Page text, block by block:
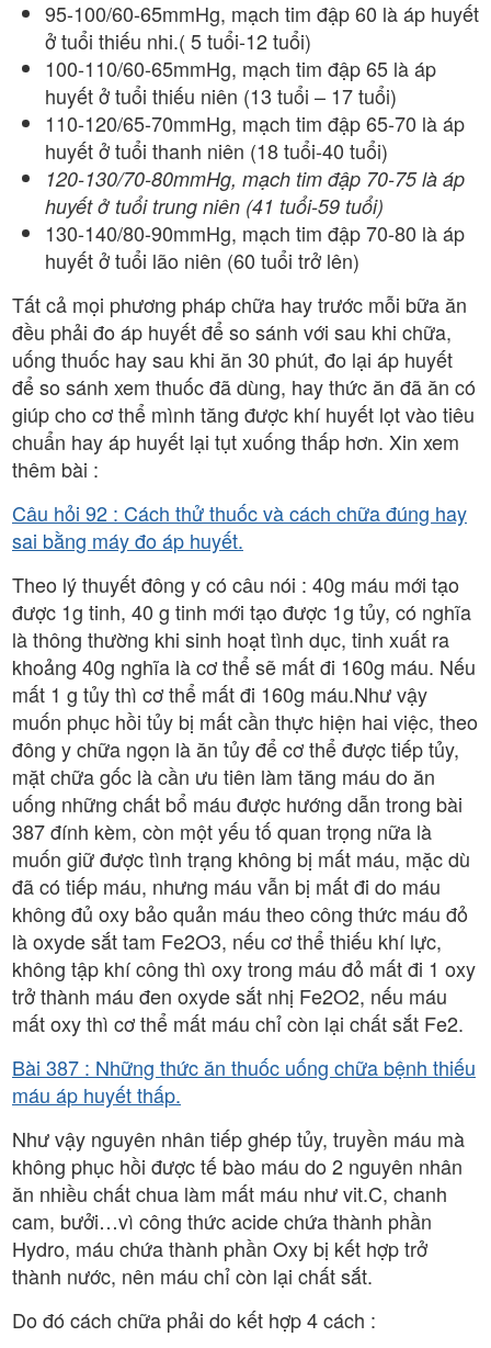
95-100/60-65mmHg, mạch tim đập 60 là áp huyết
ở tuổi thiếu nhi.( 5 tuổi-12 tuổi)
100-110/60-65mmHg, mạch tim đập 65 là áp
huyết ở tuổi thiếu niên (13 tuổi – 17 tuổi)
110-120/65-70mmHg, mạch tim đập 65-70 là áp
huyết ở tuổi thanh niên (18 tuổi-40 tuổi)
120-130/70-80mmHg, mạch tim đập 70-75 là áp
huyết ở tuổi trung niên (41 tuổi-59 tuổi)
130-140/80-90mmHg, mạch tim đập 70-80 là áp
huyết ở tuổi lão niên (60 tuổi trở lên)
Tất cả mọi phương pháp chữa hay trước mỗi bữa ăn
đều phải đo áp huyết để so sánh với sau khi chữa,
uống thuốc hay sau khi ăn 30 phút, đo lại áp huyết
để so sánh xem thuốc đã dùng, hay thức ăn đã ăn có
giúp cho cơ thể mình tăng được khí huyết lọt vào tiêu
chuẩn hay áp huyết lại tụt xuống thấp hơn. Xin xem
thêm bài :
Câu hỏi 92 : Cách thử thuốc và cách chữa đúng hay
sai bằng máy đo áp huyết.
Theo lý thuyết đông y có câu nói : 40g máu mới tạo
được 1g tinh, 40 g tinh mới tạo được 1g tủy, có nghĩa
là thông thường khi sinh hoạt tình dục, tinh xuất ra
khoảng 40g nghĩa là cơ thể sẽ mất đi 160g máu. Nếu
mất 1 g tủy thì cơ thể mất đi 160g máu.Như vậy
muốn phục hồi tủy bị mất cần thực hiện hai việc, theo
đông y chữa ngọn là ăn tủy để cơ thể được tiếp tủy,
mặt chữa gốc là cần ưu tiên làm tăng máu do ăn
uống những chất bổ máu được hướng dẫn trong bài
387 đính kèm, còn một yếu tố quan trọng nữa là
muốn giữ được tình trạng không bị mất máu, mặc dù
đã có tiếp máu, nhưng máu vẫn bị mất đi do máu
không đủ oxy bảo quản máu theo công thức máu đỏ
là oxyde sắt tam Fe2O3, nếu cơ thể thiếu khí lực,
không tập khí công thì oxy trong máu đỏ mất đi 1 oxy
trở thành máu đen oxyde sắt nhị Fe2O2, nếu máu
mất oxy thì cơ thể mất máu chỉ còn lại chất sắt Fe2.
Bài 387 : Những thức ăn thuốc uống chữa bệnh thiếu
máu áp huyết thấp.
Như vậy nguyên nhân tiếp ghép tủy, truyền máu mà
không phục hồi được tế bào máu do 2 nguyên nhân
ăn nhiều chất chua làm mất máu như vit.C, chanh
cam, bưởi…vì công thức acide chứa thành phần
Hydro, máu chứa thành phần Oxy bị kết hợp trở
thành nước, nên máu chỉ còn lại chất sắt.
Do đó cách chữa phải do kết hợp 4 cách :